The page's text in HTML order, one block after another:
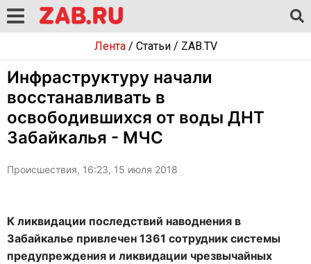
Лента/ Статьи/ ZAB.TV
Инфраструктуру начали
восстанавливать в
освободившихся от воды ДНТ
Забайкалья - МЧС
Происшествия, 16:23, 15 июля 2018
К ликвидации последствий наводнения в
Забайкалье привлечен 1361 сотрудник системы
предупреждения и ликвидации чрезвычайных